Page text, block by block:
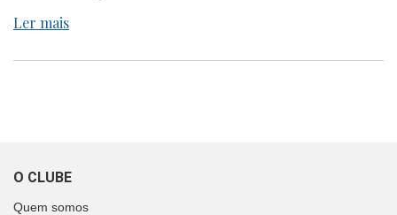
Ler mais
O CLUBE
Quem somos